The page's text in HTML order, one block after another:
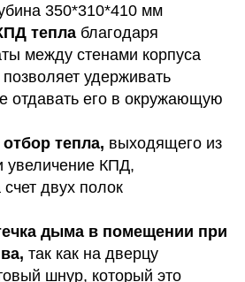
350*310*410 мм
тепла благодаря
между стенами корпуса
удерживать
отдавать его в окружающую
тепла, выходящего из
увеличение КПД,
двух полок
дыма в помещении при
так как на дверцу
шнур, который это